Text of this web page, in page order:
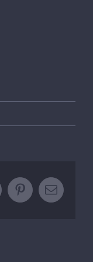
PinterestEmail